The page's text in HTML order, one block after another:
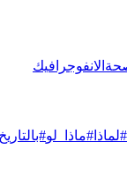
الانفوجرافيك
#ماذا_لو#بالتاريخ